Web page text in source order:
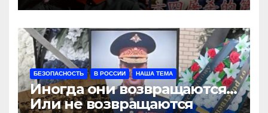
БЕЗОПАСНОСТЬ В РОССИИ НАША ТЕМА
Иногда они возвращаются…
Или не возвращаются